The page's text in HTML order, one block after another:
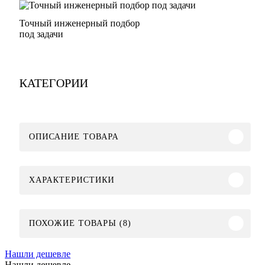
Точный инженерный подбор
под задачи
КАТЕГОРИИ
ОПИСАНИЕ ТОВАРА
ХАРАКТЕРИСТИКИ
ПОХОЖИЕ ТОВАРЫ (8)
Нашли дешевле